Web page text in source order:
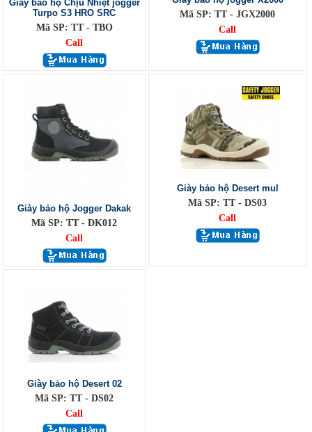
Giày bảo hộ Chịu Nhiệt jogger
Turpo S3 HRO SRC
Mã SP: TT - TBO
Call
Mã SP: TT - JGX2000
Call
Giày bảo hộ Jogger Dakak
Mã SP: TT - DK012
Call
Giày bảo hộ Desert mul
Mã SP: TT - DS03
Call
Giày bảo hộ Desert 02
Mã SP: TT - DS02
Call